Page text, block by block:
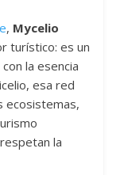
, Mycelio
turístico: es un
la esencia
esa red
ecosistemas,
la